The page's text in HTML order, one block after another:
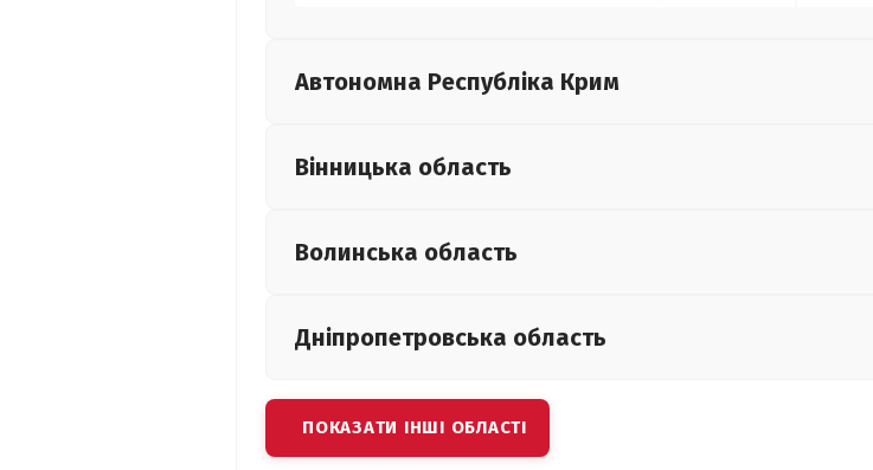
Автономна Республіка Крим
Вінницька область
Волинська область
Дніпропетровська область
ПОКАЗАТИ ІНШІ ОБЛАСТІ